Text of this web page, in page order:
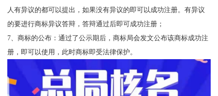
人有异议的都可以提出，如果没有异议的即可以成功注册。有异议
的要进行商标异议答辩，答辩通过后即可成功注册；
7、商标的公布：通过了公示期后，商标局会发文公布该商标成功注
册，即可以使用，此时商标即受法律保护。